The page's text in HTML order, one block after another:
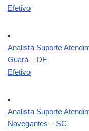
Efetivo
Analista Suporte
Guará – DF
Efetivo
Analista Suporte
Navegantes – SC